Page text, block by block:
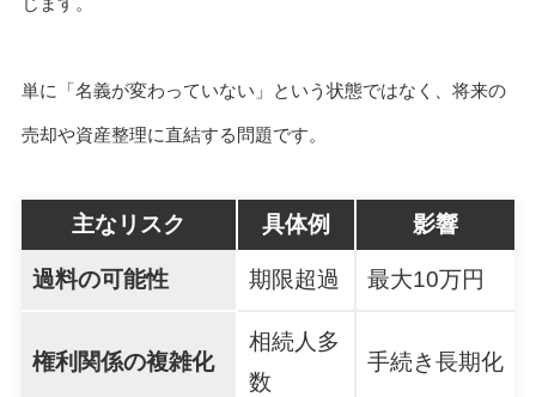
単に「名義が変わっていない」という状態ではなく、将来の
売却や資産整理に直結する問題です。
主なリスク 具体例 影響
過料の可能性 期限超過 最大10万円
権利関係の複雑化
相続人多
数
手続き長期化